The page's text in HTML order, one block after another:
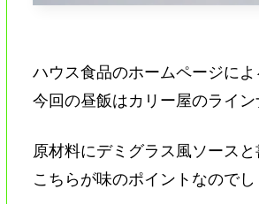
ハウス食品のホームページに
今回の昼飯はカリー屋のライ
原材料にデミグラス風ソースと
こちらが味のポイントなのでし